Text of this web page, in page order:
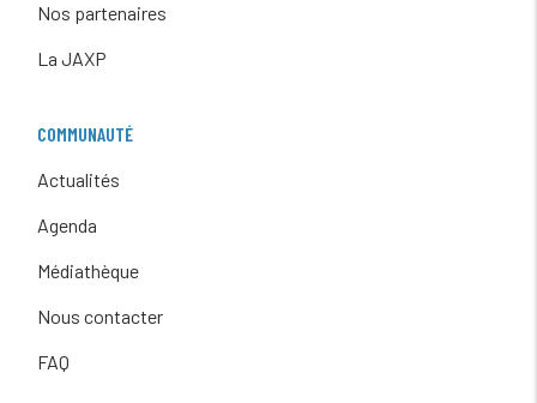
Nos partenaires
La JAXP
COMMUNAUTÉ
Actualités
Agenda
Médiathèque
Nous contacter
FAQ